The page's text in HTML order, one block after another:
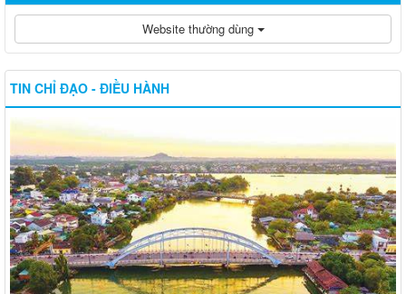
Website thường dùng
TIN CHỈ ĐẠO - ĐIỀU HÀNH